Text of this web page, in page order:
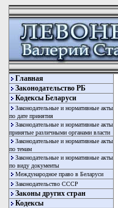
Главная
Законодательство РБ
Кодексы Беларуси
Законодательные и нормативные акты
по дате принятия
Законодательные и нормативные акты
принятые различными органами власти
Законодательные и нормативные акты
по темам
Законодательные и нормативные акты
по виду документы
Международное право в Беларуси
Законодательство СССР
Законы других стран
Кодексы